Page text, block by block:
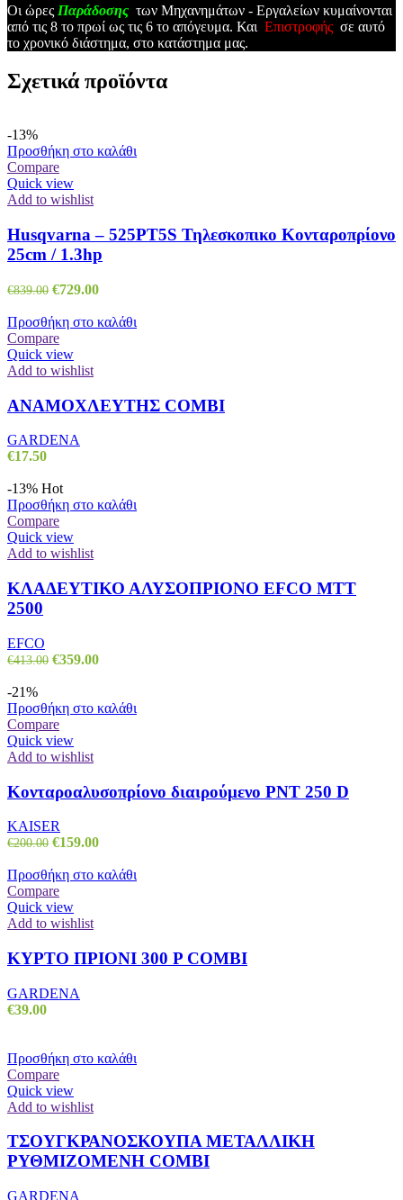
Οι ώρες Παράδοσης των Μηχανημάτων - Εργαλείων κυμαίνονται
από τις 8 το πρωί ως τις 6 το απόγευμα. Και Επιστροφής σε αυτό
το χρονικό διάστημα, στο κατάστημα μας.
Σχετικά προϊόντα
-13%
Προσθήκη στο καλάθι
Compare
Quick view
Add to wishlist
Husqvarna – 525PT5S Τηλεσκοπικο Κονταροπρίονο
25cm / 1.3hp
€839.00 Original
was:
€839.00.
€729.00Η
τιμή
Προσθήκη στο καλάθι
Compare
Quick view
Add to wishlist
ΑΝΑΜΟΧΛΕΥΤΗΣ COMBI
GARDENA
€17.50
-13% Hot
Προσθήκη στο καλάθι
Compare
Quick view
Add to wishlist
ΚΛΑΔΕΥΤΙΚΟ ΑΛΥΣΟΠΡΙΟΝΟ EFCO MTT
2500
EFCO
€413.00 Original
€413.00.
€359.00Η
είναι:
-21%
Προσθήκη στο καλάθι
Compare
Quick view
Add to wishlist
Κονταροαλυσοπρίονο διαιρούμενο PNT 250 D
KAISER
€200.00 Original
was:
€200.00.
€159.00Η
τιμή
Προσθήκη στο καλάθι
Compare
Quick view
Add to wishlist
ΚΥΡΤΟ ΠΡΙΟΝΙ 300 P COMBI
GARDENA
€39.00
Προσθήκη στο καλάθι
Compare
Quick view
Add to wishlist
ΤΣΟΥΓΚΡΑΝΟΣΚΟΥΠΑ ΜΕΤΑΛΛΙΚΗ
ΡΥΘΜΙΖΟΜΕΝΗ COMBI
GARDENA